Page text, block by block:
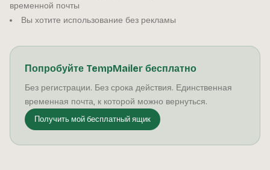
временной почты
Вы хотите использование без рекламы
Попробуйте TempMailer бесплатно
Без регистрации. Без срока действия. Единственная
временная почта, к которой можно вернуться.
Получить мой бесплатный ящик